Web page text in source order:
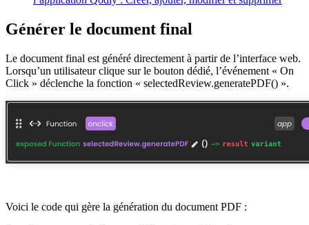
Générer le document final
Le document final est généré directement à partir de l’interface web.
Lorsqu’un utilisateur clique sur le bouton dédié, l’événement « On
Click » déclenche la fonction « selectedReview.generatePDF() ».
Voici le code qui gère la génération du document PDF :